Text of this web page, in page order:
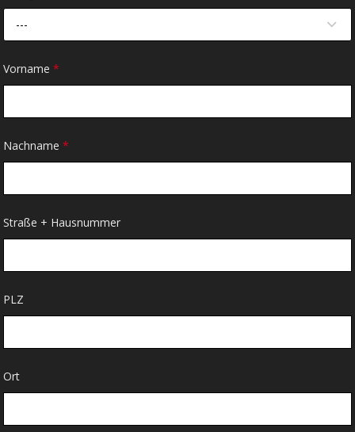
---
Vorname*
Nachname*
Straße + Hausnummer
PLZ
Ort